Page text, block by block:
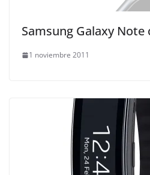
Samsung Galaxy Note
1 noviembre 2011